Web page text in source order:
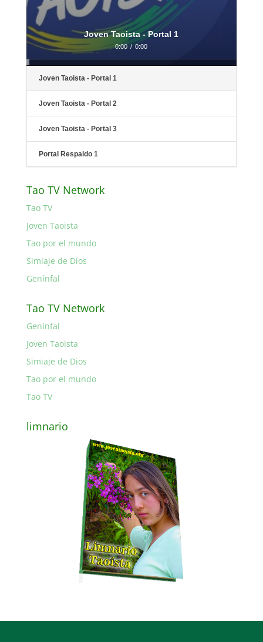
Joven Taoista - Portal 1
0:00 / 0:00
Joven Taoista - Portal 1
Joven Taoista - Portal 2
Joven Taoista - Portal 3
Portal Respaldo 1
Tao TV Network
Tao TV
Joven Taoista
Tao por el mundo
Simiaje de Dios
Genínfal
Tao TV Network
Genínfal
Joven Taoista
Simiaje de Dios
Tao por el mundo
Tao TV
limnario